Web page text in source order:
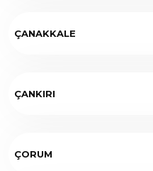
ÇANAKKALE
ÇANKIRI
ÇORUM